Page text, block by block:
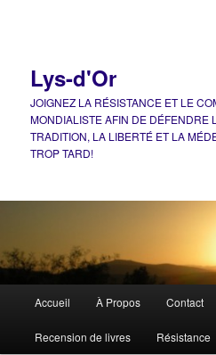
Lys-d'Or
JOIGNEZ LA RÉSISTANCE ET LE
MONDIALISTE AFIN DE DÉFENDRE
TRADITION, LA LIBERTÉ ET LA
TROP TARD!
principal
Accueil À Propos Contact
Recension de livres Résistance